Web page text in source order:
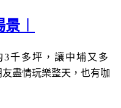
︱
3千多坪，讓中埔又多
盡情玩樂整天，也有咖